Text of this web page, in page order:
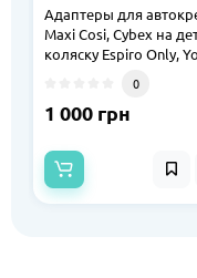
Адаптеры для
Maxi Cosi, Cybex на
коляску Espiro Only,
0
1 000 грн